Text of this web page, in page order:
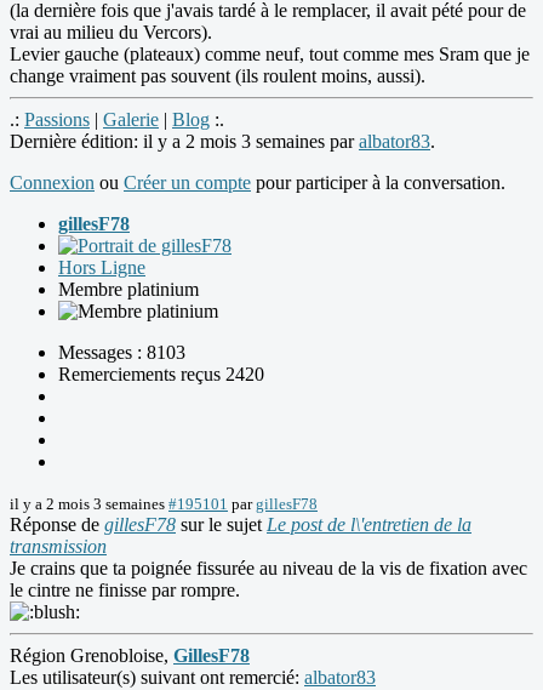
(la dernière fois que j'avais tardé à le remplacer, il avait pété pour de
vrai au milieu du Vercors).
Levier gauche (plateaux) comme neuf, tout comme mes Sram que je
change vraiment pas souvent (ils roulent moins, aussi).
.: Passions | Galerie | Blog :.
Dernière édition: il y a 2 mois 3 semaines paralbator83.
Connexion ou Créer un compte pour participer à la conversation.
gillesF78
Hors Ligne
Membre platinium
Messages : 8103
Remerciements reçus 2420
il y a 2 mois 3 semaines #195101 pargillesF78
Réponse de gillesF78 sur le sujet Le post de l\'entretien de la
transmission
Je crains que ta poignée fissurée au niveau de la vis de fixation avec
le cintre ne finisse par rompre.
Région Grenobloise, GillesF78
Les utilisateur(s) suivant ont remercié: albator83